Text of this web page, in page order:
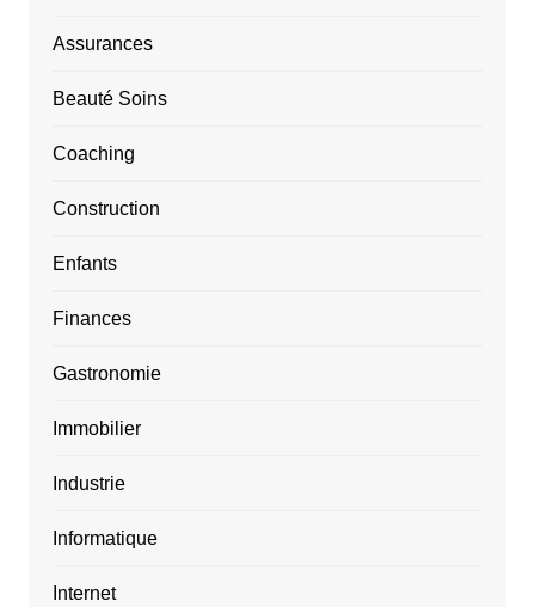
Assurances
Beauté Soins
Coaching
Construction
Enfants
Finances
Gastronomie
Immobilier
Industrie
Informatique
Internet